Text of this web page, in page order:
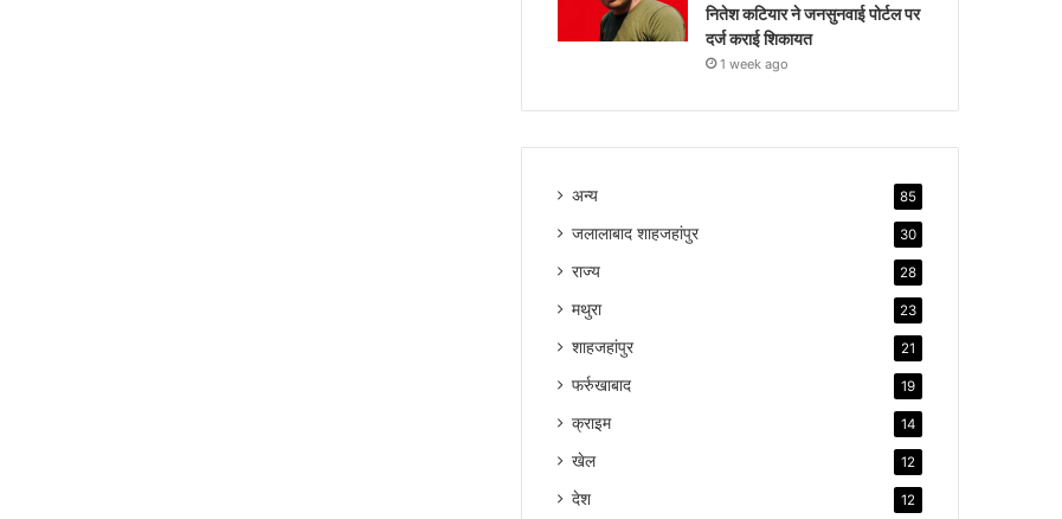
नितेश कटियार ने जनसुनवाई पोर्टल पर
दर्ज कराई शिकायत
1 week ago
अन्य 85
जलालाबाद शाहजहांपुर 30
राज्य 28
मथुरा 23
शाहजहांपुर 21
फर्रुखाबाद 19
क्राइम 14
खेल 12
देश 12